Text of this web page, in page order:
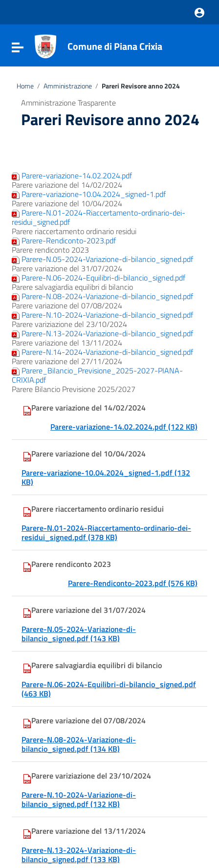
Vai al footer
Attiva / disattiva la navigazione
Comune di Piana Crixia
Home / Amministrazione / Pareri Revisore anno 2024
Amministrazione Trasparente
Pareri Revisore anno 2024
Parere-variazione-14.02.2024.pdf
Parere variazione del 14/02/2024
Parere-variazione-10.04.2024_signed-1.pdf
Parere variazione del 10/04/2024
Parere-N.01-2024-Riaccertamento-ordinario-dei-
residui_signed.pdf
Parere riaccertamento ordinario residui
Parere-Rendiconto-2023.pdf
Parere rendiconto 2023
Parere-N.05-2024-Variazione-di-bilancio_signed.pdf
Parere variazione del 31/07/2024
Parere-N.06-2024-Equilibri-di-bilancio_signed.pdf
Parere salvagiardia equilibri di bilancio
Parere-N.08-2024-Variazione-di-bilancio_signed.pdf
Parere variazione del 07/08/2024
Parere-N.10-2024-Variazione-di-bilancio_signed.pdf
Parere variziazione del 23/10/2024
Parere-N.13-2024-Variazione-di-bilancio_signed.pdf
Parere variazione del 13/11/2024
Parere-N.14-2024-Variazione-di-bilancio_signed.pdf
Parere variazione del 27/11/2024
Parere_Bilancio_Previsione_2025-2027-PIANA-
CRIXIA.pdf
Parere Bilancio Previsione 2025/2027
Parere variazione del 14/02/2024
Parere-variazione-14.02.2024.pdf (122 KB)
Parere variazione del 10/04/2024
Parere-variazione-10.04.2024_signed-1.pdf (132
KB)
Parere riaccertamento ordinario residui
Parere-N.01-2024-Riaccertamento-ordinario-dei-
residui_signed.pdf (378 KB)
Parere rendiconto 2023
Parere-Rendiconto-2023.pdf (576 KB)
Parere variazione del 31/07/2024
Parere-N.05-2024-Variazione-di-
bilancio_signed.pdf (143 KB)
Parere salvagiardia equilibri di bilancio
Parere-N.06-2024-Equilibri-di-bilancio_signed.pdf
(463 KB)
Parere variazione del 07/08/2024
Parere-N.08-2024-Variazione-di-
bilancio_signed.pdf (134 KB)
Parere variziazione del 23/10/2024
Parere-N.10-2024-Variazione-di-
bilancio_signed.pdf (132 KB)
Parere variazione del 13/11/2024
Parere-N.13-2024-Variazione-di-
bilancio_signed.pdf (133 KB)